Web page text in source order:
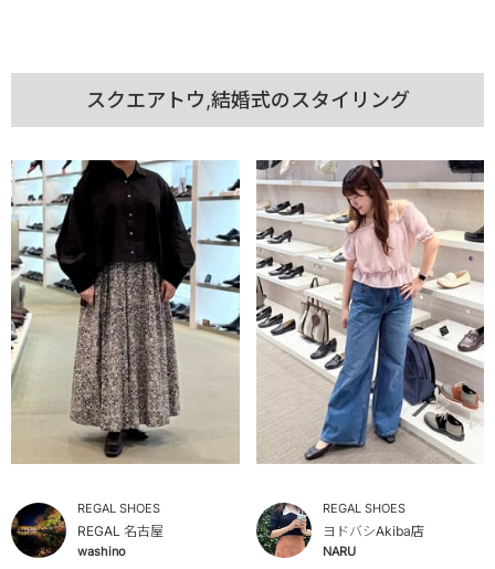
スクエアトウ,結婚式のスタイリング
REGAL SHOES
REGAL 名古屋
washino
REGAL SHOES
ヨドバシAkiba店
NARU